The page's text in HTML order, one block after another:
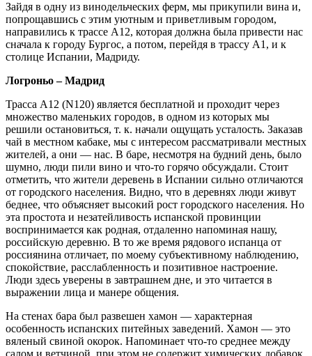
Зайдя в одну из винодельческих ферм, мы прикупили вина и,
попрощавшись с этим уютным и приветливым городом,
направились к трассе A12, которая должна была привести нас
сначала к городу Бургос, а потом, перейдя в трассу A1, и к
столице Испании, Мадриду.
Логроньо – Мадрид
Трасса A12 (N120) является бесплатной и проходит через
множество маленьких городов, в одном из которых мы
решили остановиться, т. к. начали ощущать усталость. Заказав
чай в местном кабаке, мы с интересом рассматривали местных
жителей, а они — нас. В баре, несмотря на будний день, было
шумно, люди пили вино и что-то горячо обсуждали. Стоит
отметить, что жители деревень в Испании сильно отличаются
от городского населения. Видно, что в деревнях люди живут
беднее, что объясняет высокий рост городского населения. Но
эта простота и незатейливость испанской провинции
воспринимается как родная, отдаленно напоминая нашу,
российскую деревню. В то же время рядового испанца от
россиянина отличает, по моему субъективному наблюдению,
спокойствие, расслабленность и позитивное настроение.
Люди здесь уверены в завтрашнем дне, и это читается в
выражении лица и манере общения.
На стенах бара был развешен хамон — характерная
особенность испанских питейных заведений. Хамон — это
вяленый свиной окорок. Напоминает что-то среднее между